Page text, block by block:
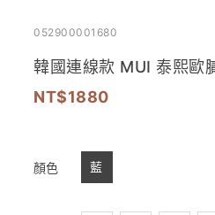
052900001680
韓國連線款 MUI 泰熙歐
1880
顏色 藍